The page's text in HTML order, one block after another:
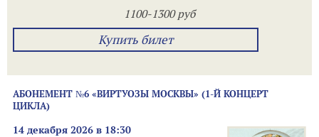
1100-1300 руб
Купить билет
АБОНЕМЕНТ №6 «ВИРТУОЗЫ МОСКВЫ» (1-Й КОНЦЕРТ
ЦИКЛА)
14 декабря 2026 в 18:30